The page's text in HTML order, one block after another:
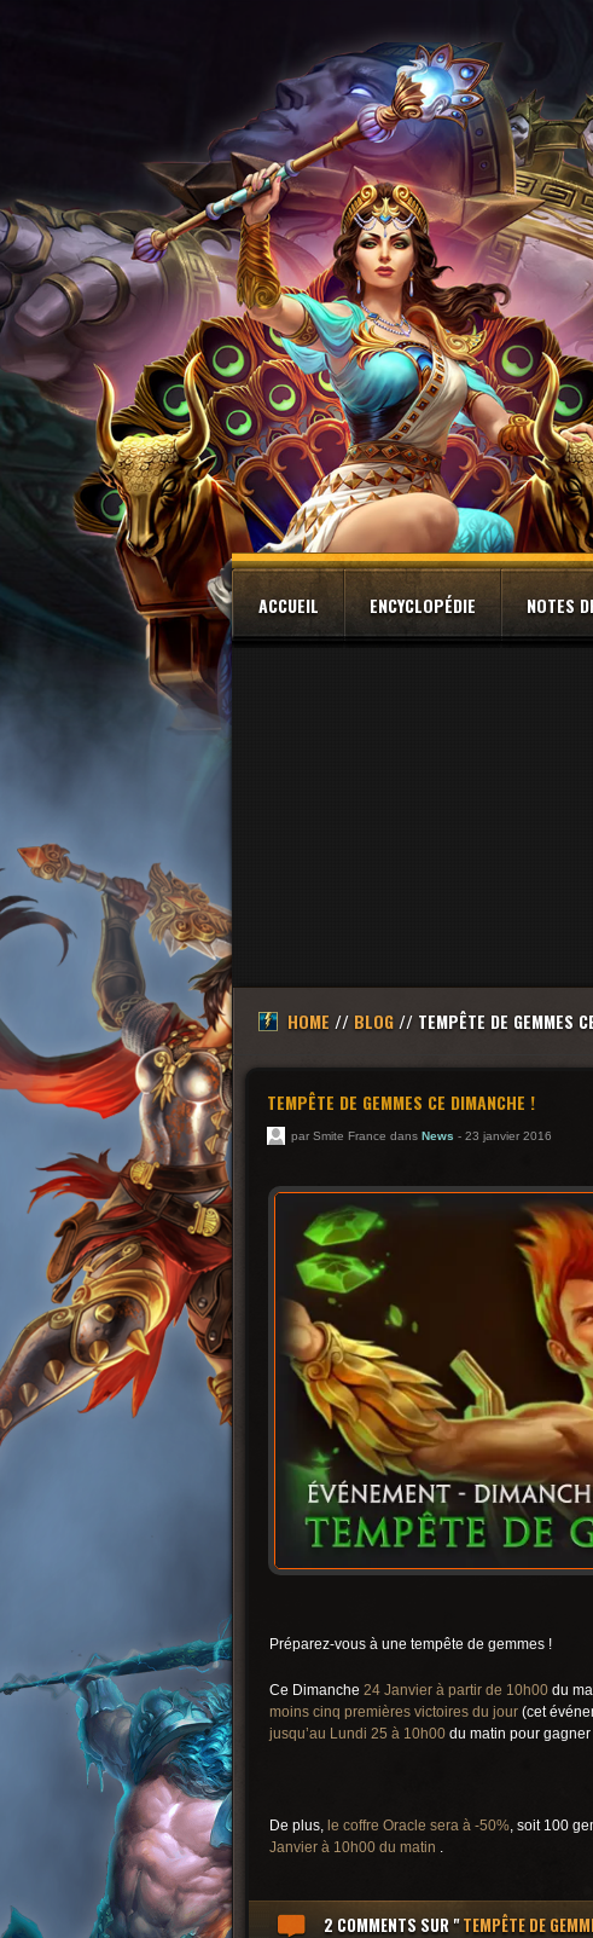
ACCUEIL ENCYCLOPÉDIE NOTES
HOME // BLOG // TEMPÊTE DE GEMMES
TEMPÊTE DE GEMMES CE DIMANCHE !
par Smite France dans News - 23 janvier 2016
Préparez-vous à une tempête de gemmes !
Ce Dimanche 24 Janvier à partir de 10h00 du
moins cinq premières victoires du jour (cet
jusqu’au Lundi 25 à 10h00 du matin pour
De plus, le coffre Oracle sera à -50%, soit 100
Janvier à 10h00 du matin .
2 COMMENTSSUR "TEMPÊTE DE